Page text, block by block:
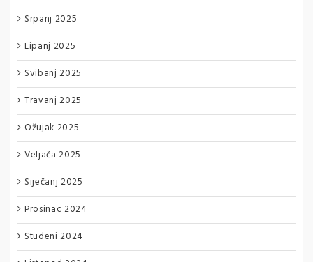
Srpanj 2025
Lipanj 2025
Svibanj 2025
Travanj 2025
Ožujak 2025
Veljača 2025
Siječanj 2025
Prosinac 2024
Studeni 2024